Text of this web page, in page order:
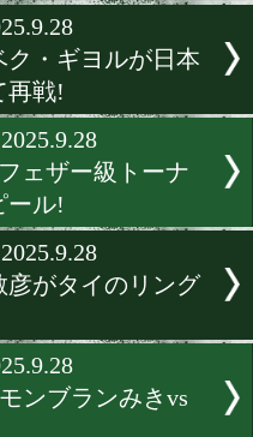
マム級ランカー対
]2025.9.28
ランキング1位と2
がプレミアムトー
! 井上尚弥との対
]2025.9.28